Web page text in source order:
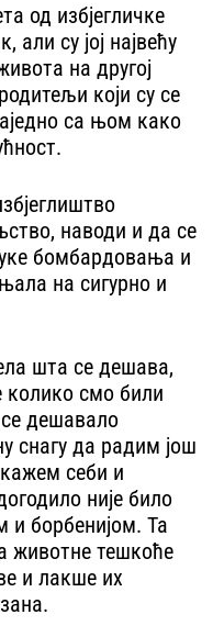
од избјегличке
али су јој највећу
на другој
који су се
са њом како
наводи и да се
бомбардовања и
на сигурно и
шта се дешава,
колико смо били
дешавало
снагу да радим још
себи и
није било
и борбенијом. Та
животне тешкоће
и лакше их